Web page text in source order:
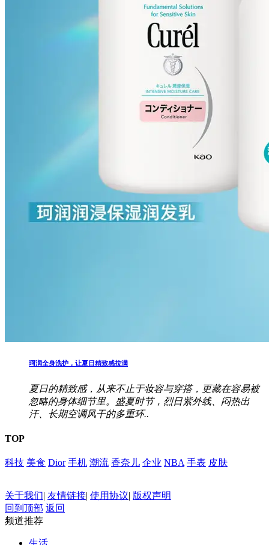
珂润全身洗护，让夏日精致感拉满
夏日的精致感，从来不止于妆容与穿搭，更藏在容易被
忽略的身体细节里。盛夏时节，烈日紫外线、闷热出
汗、长期空调风干的多重环..
TOP
科技 美食 Dior 手机 潮流 香奈儿 企业 NBA 手表 皮肤
关于我们| 友情链接| 使用协议| 版权声明
回到顶部 返回
频道推荐
生活